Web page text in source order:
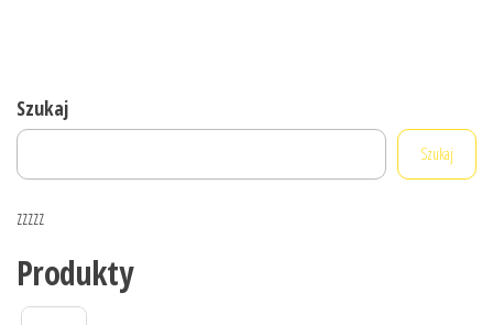
Szukaj
Szukaj
zzzzz
Produkty